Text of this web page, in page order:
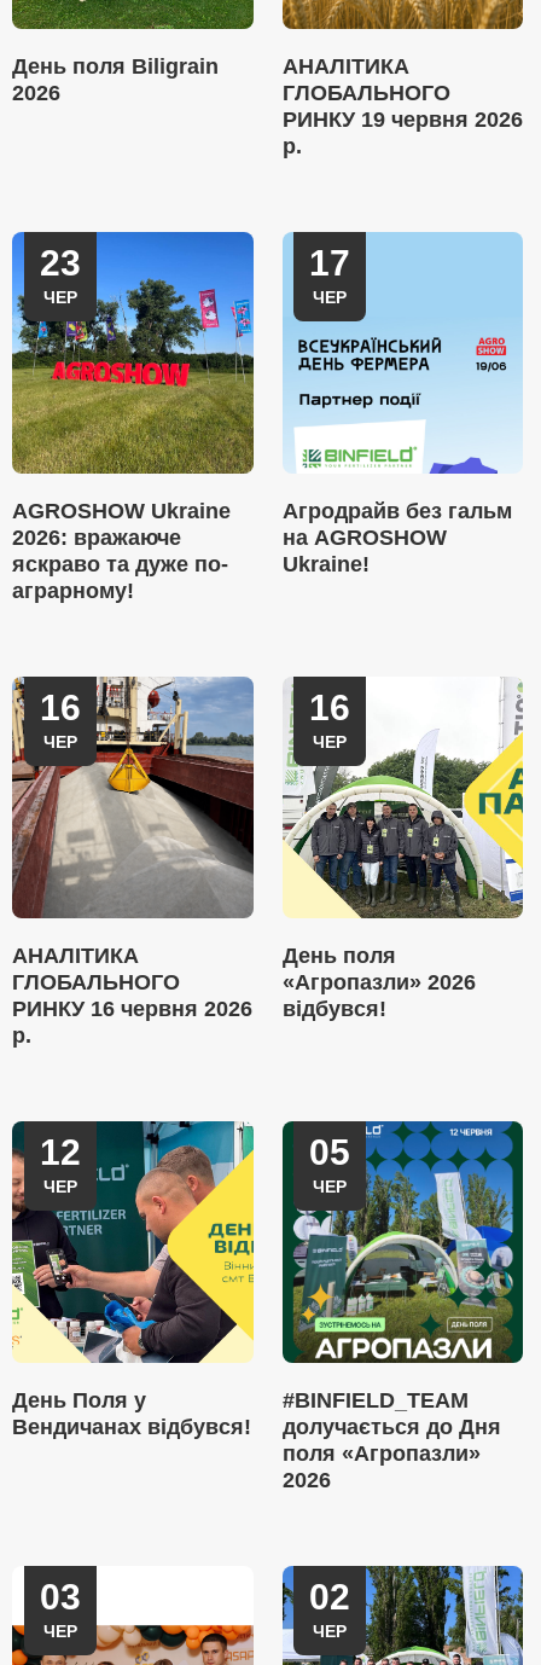
День поля Biligrain
2026
АНАЛІТИКА
ГЛОБАЛЬНОГО
РИНКУ 19 червня 2026
р.
23
ЧЕР
AGROSHOW Ukraine
2026: вражаюче
яскраво та дуже по-
аграрному!
17
ЧЕР
Агродрайв без гальм
на AGROSHOW
Ukraine!
16
ЧЕР
АНАЛІТИКА
ГЛОБАЛЬНОГО
РИНКУ 16 червня 2026
р.
16
ЧЕР
День поля
«Агропазли» 2026
відбувся!
12
ЧЕР
День Поля у
Вендичанах відбувся!
05
ЧЕР
#BINFIELD_TEAM
долучається до Дня
поля «Агропазли»
2026
03
ЧЕР
02
ЧЕР